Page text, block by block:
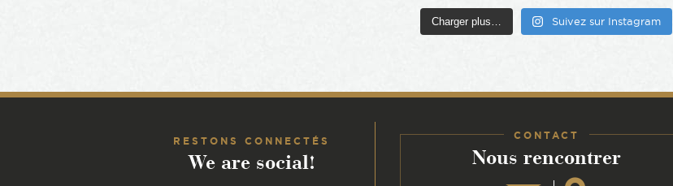
Charger plus… Suivez sur Instagram
RESTONS CONNECTÉS
We are social!
CONTACT
Nous rencontrer